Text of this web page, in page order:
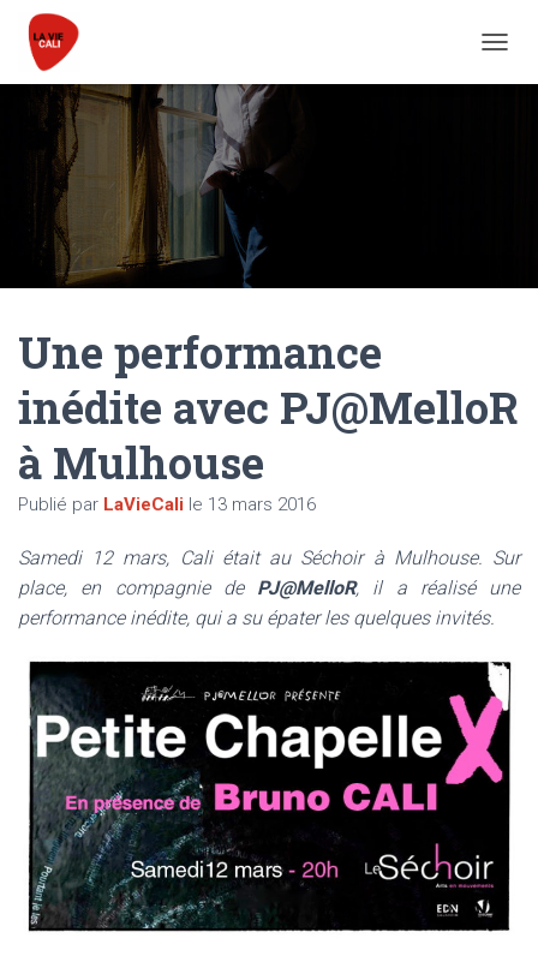
Une performance
inédite avec PJ@MelloR
à Mulhouse
Publié par LaVieCali le 13 mars 2016
Samedi 12 mars, Cali était au Séchoir à Mulhouse. Sur
place, en compagnie de PJ@MelloR, il a réalisé une
performance inédite, qui a su épater les quelques invités.